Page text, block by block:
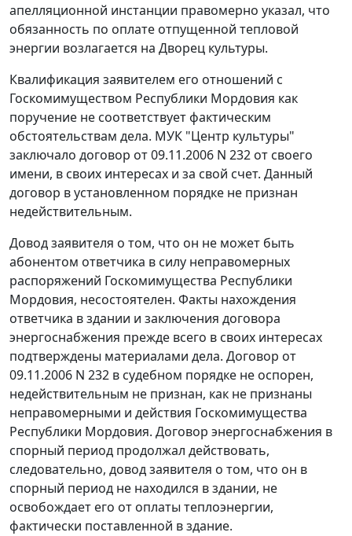
апелляционной инстанции правомерно указал, что
обязанность по оплате отпущенной тепловой
энергии возлагается на Дворец культуры.
Квалификация заявителем его отношений с
Госкомимуществом Республики Мордовия как
поручение не соответствует фактическим
обстоятельствам дела. МУК "Центр культуры"
заключало договор от 09.11.2006 N 232 от своего
имени, в своих интересах и за свой счет. Данный
договор в установленном порядке не признан
недействительным.
Довод заявителя о том, что он не может быть
абонентом ответчика в силу неправомерных
распоряжений Госкомимущества Республики
Мордовия, несостоятелен. Факты нахождения
ответчика в здании и заключения договора
энергоснабжения прежде всего в своих интересах
подтверждены материалами дела. Договор от
09.11.2006 N 232 в судебном порядке не оспорен,
недействительным не признан, как не признаны
неправомерными и действия Госкомимущества
Республики Мордовия. Договор энергоснабжения в
спорный период продолжал действовать,
следовательно, довод заявителя о том, что он в
спорный период не находился в здании, не
освобождает его от оплаты теплоэнергии,
фактически поставленной в здание.